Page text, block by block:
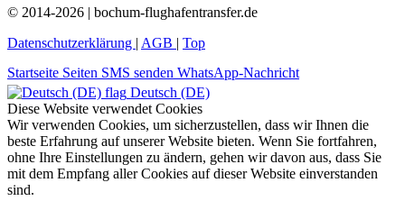
© 2014-2026 | bochum-flughafentransfer.de
Datenschutzerklärung | AGB | Top
Startseite Seiten SMS senden WhatsApp-Nachricht
Deutsch (DE)
Diese Website verwendet Cookies
Wir verwenden Cookies, um sicherzustellen, dass wir Ihnen die
beste Erfahrung auf unserer Website bieten. Wenn Sie fortfahren,
ohne Ihre Einstellungen zu ändern, gehen wir davon aus, dass Sie
mit dem Empfang aller Cookies auf dieser Website einverstanden
sind.